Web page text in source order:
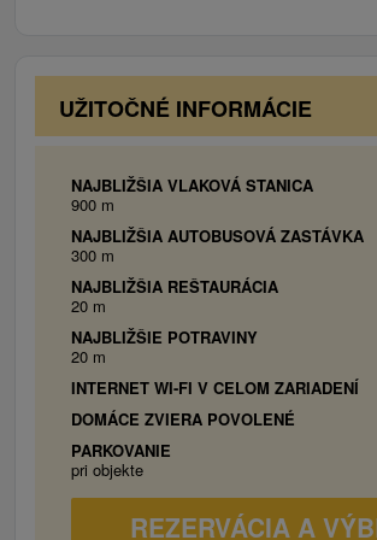
Ružinove. V zimnom období si je
lyžiarskych strediskách Zochova
Pezinskej Babe a v prípade
UŽITOČNÉ INFORMÁCIE
NAJBLIŽŠIA VLAKOVÁ STANICA
900 m
NAJBLIŽŠIA AUTOBUSOVÁ ZASTÁVKA
300 m
NAJBLIŽŠIA REŠTAURÁCIA
20 m
NAJBLIŽŠIE POTRAVINY
20 m
INTERNET WI-FI V CELOM ZARIADENÍ
DOMÁCE ZVIERA POVOLENÉ
PARKOVANIE
pri objekte
REZERVÁCIA A